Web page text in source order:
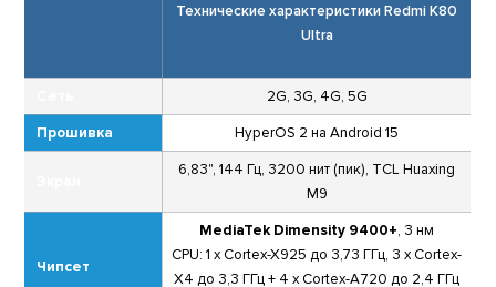
Технические характеристики Redmi K80
Ultra
2G, 3G, 4G, 5G
Прошивка HyperOS 2 на Android 15
6,83", 144 Гц, 3200 нит (пик), TCL Huaxing
M9
Чипсет
MediaTek Dimensity 9400+, 3 нм
CPU: 1 x Cortex-X925 до 3,73 ГГц, 3 x Cortex-
X4 до 3,3 ГГц + 4 x Cortex-A720 до 2,4 ГГц